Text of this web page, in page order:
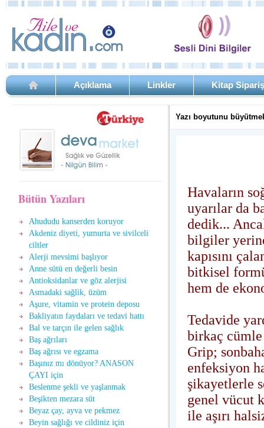
Açıklama Linkler Kitap
Bütün Yazıları
Ahududu kanserden koruyor
Akdeniz diyeti, yumurta ve sivilceli
ciltler
Alerji mevsimi başlıyor
Anne sütü en değerli besin
Antioksidanlar ve göz alerjisi
Asmadaki sağlìk, üzüm
Aşure, vitamin ve protein deposu
Bakliyatın faydaları ve tedavi hattı
Bal ve tarçın ile gelen sağlık
Baş ağrıları
Baş ağrısı ve egzama
Başınız mı dönüyor? ANASON
ÇAYI için
Beslenme şekli ve yaşlanmak
Beşikten mezara süt
Beyaz çay, ayva ve pekmez
Beyin sağlığı ve cildiniz için
Yazı boyutunu
Havaların
uyarılar da
dedik...
bilgiler
kapısını
bitkisel
hem de
Tedavide
birkaç
Grip;
enfeksiyon
şikayetlerle
genel vücut
ile aşırı